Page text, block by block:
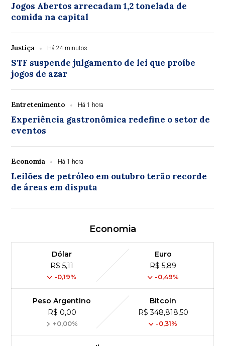
Jogos Abertos arrecadam 1,2 tonelada de
comida na capital
Justiça Há 24 minutos
STF suspende julgamento de lei que proíbe
jogos de azar
Entretenimento Há 1 hora
Experiência gastronômica redefine o setor de
eventos
Economia Há 1 hora
Leilões de petróleo em outubro terão recorde
de áreas em disputa
Economia
Dólar
R$ 5,11
-0,19%
Euro
R$ 5,89
-0,49%
Peso Argentino
R$ 0,00
+0,00%
Bitcoin
R$ 348,818,50
-0,31%